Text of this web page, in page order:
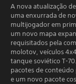
A nova atualização
uma enxurrada de
multijogador em
um novo mapa
requisitados pela
molotov, veículos
tanque soviético T-
pacotes de conteúdo
e um novo pacote